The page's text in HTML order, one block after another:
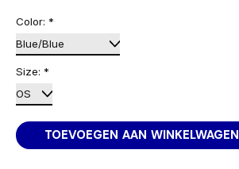
Color: *
Size: *
TOEVOEGEN AAN WINKELWAGEN